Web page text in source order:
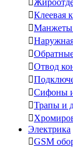
Клеевая
Манжеты


Отвод

Сифоны
Трапы и

Электрика
GSM